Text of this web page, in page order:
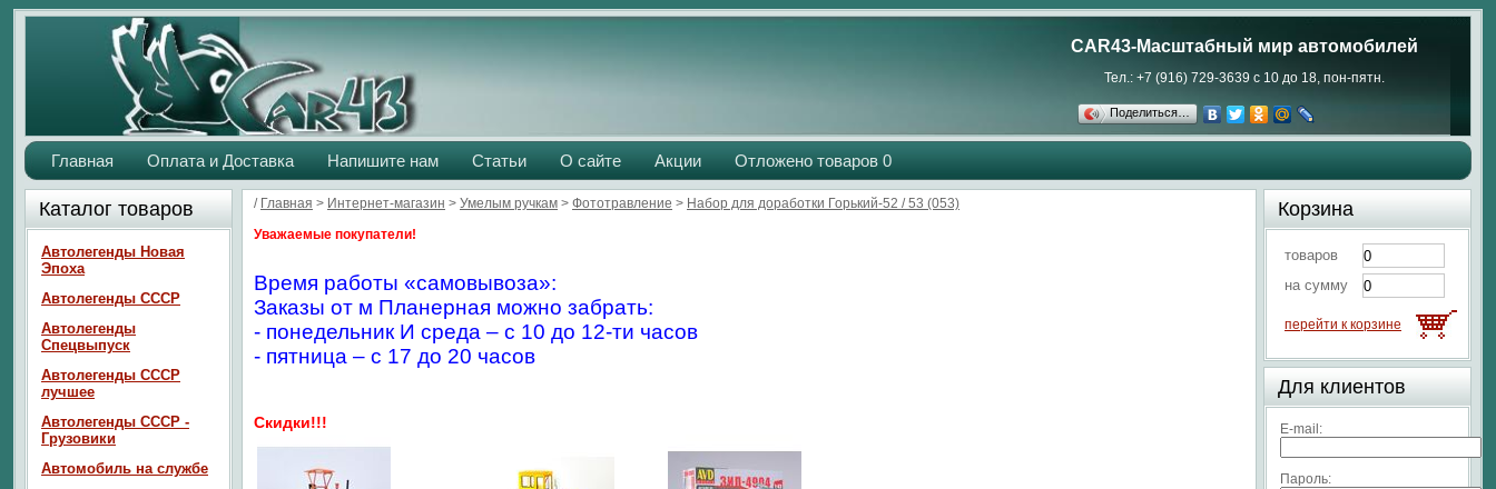
CAR43-Масштабный мир автомобилей
Тел.: +7 (916) 729-3639 с 10 до 18, пон-пятн.
Поделиться…
Главная Оплата и Доставка Напишите нам Статьи О сайте Акции Отложено товаров 0
/ Главная > Интернет-магазин > Умелым ручкам > Фототравление > Набор для доработки Горький-52 / 53 (053)
Уважаемые покупатели!
Время работы «самовывоза»:
Заказы от м Планерная можно забрать:
- понедельник И среда – с 10 до 12-ти часов
- пятница – с 17 до 20 часов
Скидки!!!
Каталог товаров
Автолегенды Новая
Эпоха
Автолегенды СССР
Автолегенды
Спецвыпуск
Автолегенды СССР
лучшее
Автолегенды СССР -
Грузовики
Автомобиль на службе
Корзина
товаров
на сумму
перейти к корзине
Для клиентов
E-mail:
Пароль: